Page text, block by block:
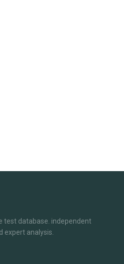
test database. independent
expert analysis.